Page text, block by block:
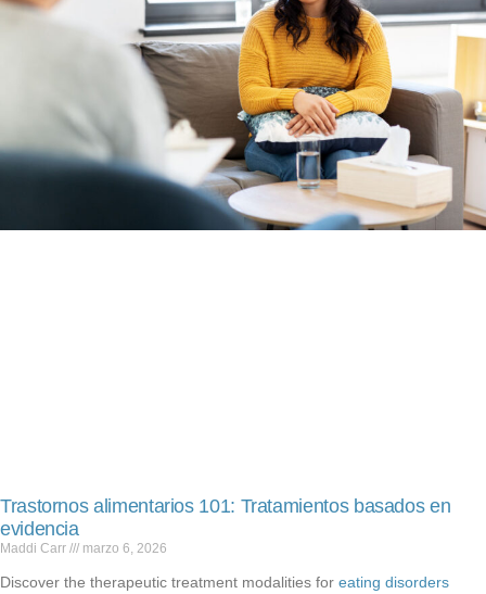
Trastornos alimentarios 101: Tratamientos basados en
evidencia
Maddi Carr marzo 6, 2026
Discover the therapeutic treatment modalities for eating disorders